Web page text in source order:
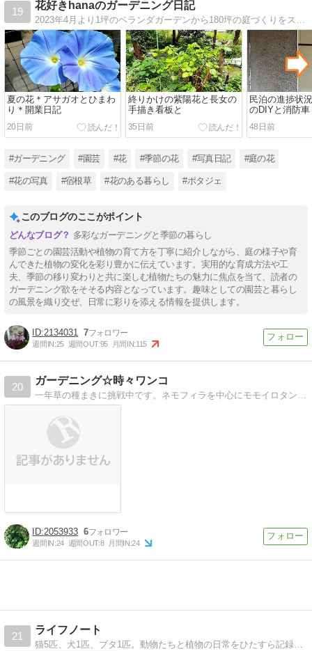
19
花好きhanaのガーデニング日記
2023年4月より1坪のベランダガーデンから180坪の庭づくりをスタートした自己流ガーデナーhanaの庭日記です。
夏の花＊アサガオとひまわ
り＊開業日記
20日前
終りかけの紫陽花と長女の
手描き看板と
35日前
民泊の進捗状
のDIYと消防車
48日前
#ガーデニング #園芸 #花 #季節の花 #写真日記 #庭の花
#花の写真 #宿根草 #花のある暮らし #ポタジェ
このブログのここがポイント
多彩なガーデニングと季節の暮らし
季節ごとの園芸活動や植物の育て方を丁寧に紹介しながら、庭の様子や育
んできた植物の変化を彩り豊かに伝えています。実用的な育成方法や工
夫、季節の移り変わりと共に楽しむ植物たちの魅力に焦点を当て、読者の
ガーデニング欲をそそる内容となっています。趣味としての園芸と暮らし
の風景を織り交ぜ、日常に彩りを添える情報を提供します。
2134031 7
週間IN:25 週間OUT:95 月間IN:115
20
ガーデニング☆時々ワンコ
一年草の種まきに挑戦中です。ネモフィラを中心にモモイロタンポポ、ワスレナグサ etc.春のお花畑が見たい!!トイプードルの写り込みもあります♪
2053933 6
週間IN:24 週間OUT:8 月間IN:24
21
ライフノート
猫5匹、犬1匹、ブタ1匹。動物たちと植物の日常をひたすら記録していきます。